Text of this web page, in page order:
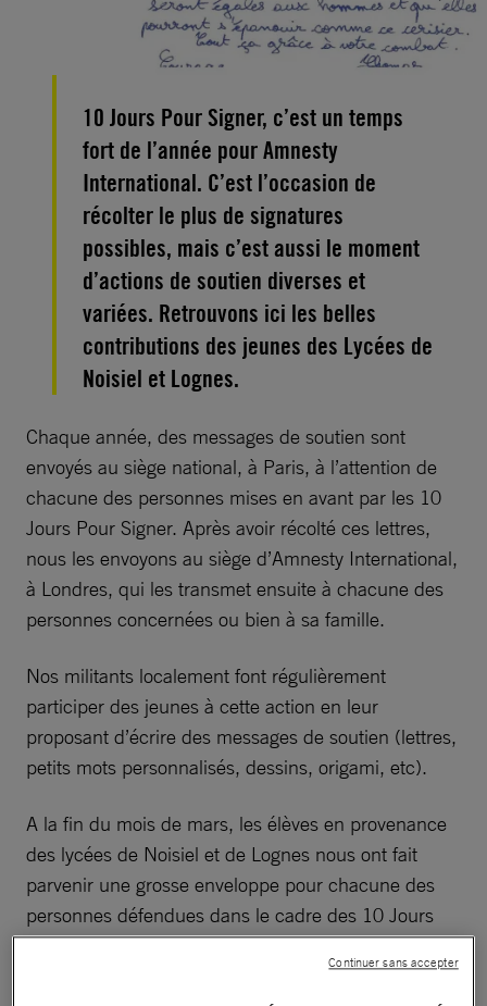
10 Jours Pour Signer, c’est un temps
fort de l’année pour Amnesty
International. C’est l’occasion de
récolter le plus de signatures
possibles, mais c’est aussi le moment
d’actions de soutien diverses et
variées. Retrouvons ici les belles
contributions des jeunes des Lycées de
Noisiel et Lognes.
Chaque année, des messages de soutien sont
envoyés au siège national, à Paris, à l’attention de
chacune des personnes mises en avant par les 10
Jours Pour Signer. Après avoir récolté ces lettres,
nous les envoyons au siège d’Amnesty International,
à Londres, qui les transmet ensuite à chacune des
personnes concernées ou bien à sa famille.
Nos militants localement font régulièrement
participer des jeunes à cette action en leur
proposant d’écrire des messages de soutien (lettres,
petits mots personnalisés, dessins, origami, etc).
A la fin du mois de mars, les élèves en provenance
des lycées de Noisiel et de Lognes nous ont fait
parvenir une grosse enveloppe pour chacune des
personnes défendues dans le cadre des 10 Jours
Pour Signer de 2020. Nous avons été impressionnés
par le contenu personnalisé et spontané de chaque
Continuer sans accepter